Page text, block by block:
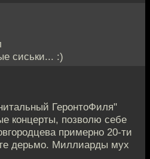
сиськи... :)
ГеронтоФиля"
концерты, позволю себе
примерно 20-ти
дерьмо. Миллиарды мух